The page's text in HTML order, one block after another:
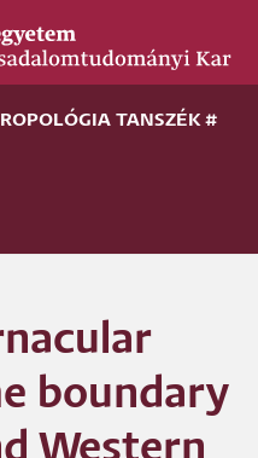
TANSZÉK #
boundary
Western